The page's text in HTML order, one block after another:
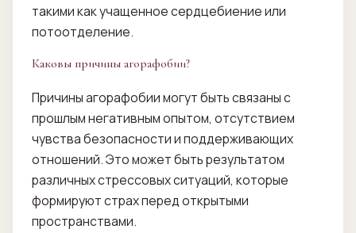
такими как учащенное сердцебиение или
потоотделение.
Каковы причины агорафобии?
Причины агорафобии могут быть связаны с
прошлым негативным опытом, отсутствием
чувства безопасности и поддерживающих
отношений. Это может быть результатом
различных стрессовых ситуаций, которые
формируют страх перед открытыми
пространствами.